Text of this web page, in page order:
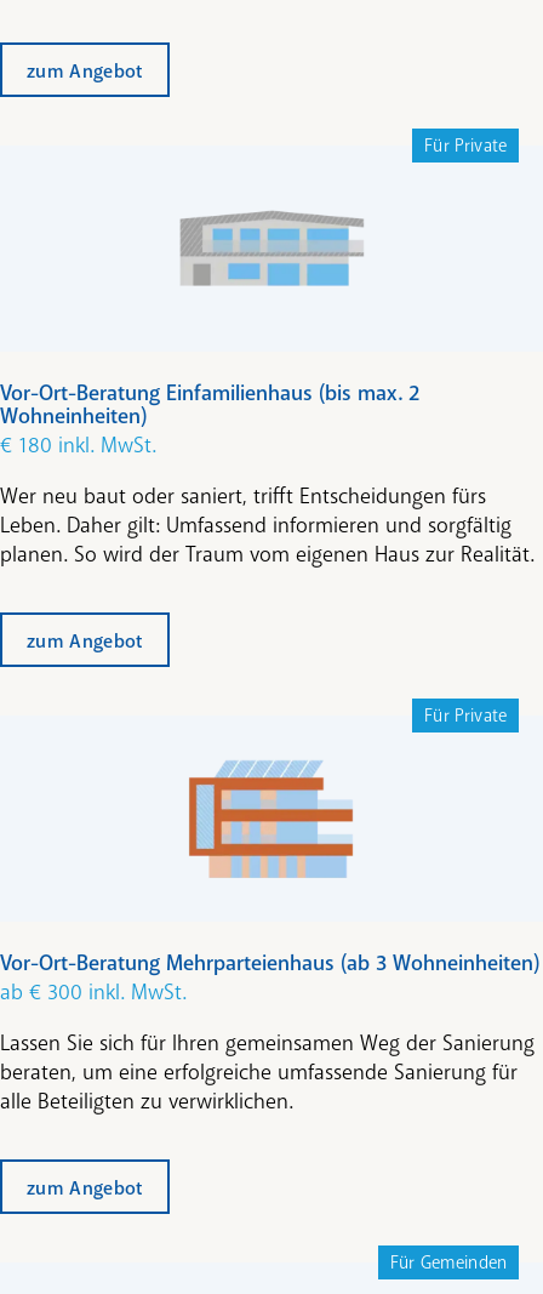
zum Angebot
Für Private
Vor-Ort-Beratung Einfamilienhaus (bis max. 2
Wohneinheiten)
€ 180 inkl. MwSt.
Wer neu baut oder saniert, trifft Entscheidungen fürs
Leben. Daher gilt: Umfassend informieren und sorgfältig
planen. So wird der Traum vom eigenen Haus zur Realität.
zum Angebot
Für Private
Vor-Ort-Beratung Mehrparteienhaus (ab 3 Wohneinheiten)
ab € 300 inkl. MwSt.
Lassen Sie sich für Ihren gemeinsamen Weg der Sanierung
beraten, um eine erfolgreiche umfassende Sanierung für
alle Beteiligten zu verwirklichen.
zum Angebot
Für Gemeinden